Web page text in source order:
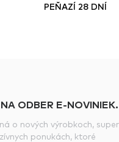
PEŇAZÍ 28 DNÍ
ODBER E-NOVINIEK.
o nových výrobkoch, super
ponukách, ktoré